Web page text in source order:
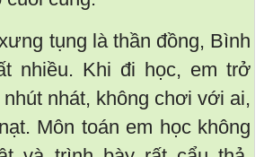
tụng là thần đồng, Bình
nhiều. Khi đi học, em trở
nhát, không chơi với ai,
Môn toán em học không